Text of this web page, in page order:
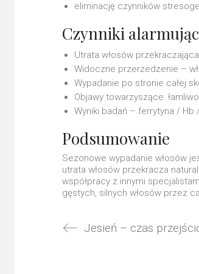
eliminację czynników
Czynniki
Utrata włosów
Widoczne przerzedzenie –
Wypadanie po stronie całej
Objawy towarzyszące:
Wyniki badań – ferrytyna /
Podsumowanie
Sezonowe wypadanie włosów
utrata włosów przekracza
współpracy z innymi
gęstych, silnych włosów przez
Jesień – czas